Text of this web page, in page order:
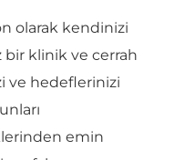
olarak kendinizi
bir klinik ve cerrah
ve hedeflerinizi
emin